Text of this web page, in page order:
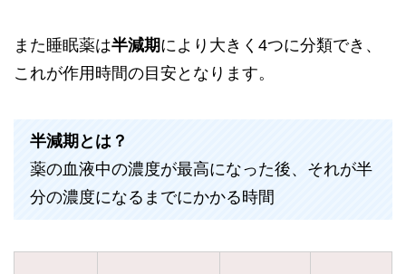
また睡眠薬は半減期により大きく4つに分類でき、
これが作用時間の目安となります。
半減期とは？
薬の血液中の濃度が最高になった後、それが半
分の濃度になるまでにかかる時間